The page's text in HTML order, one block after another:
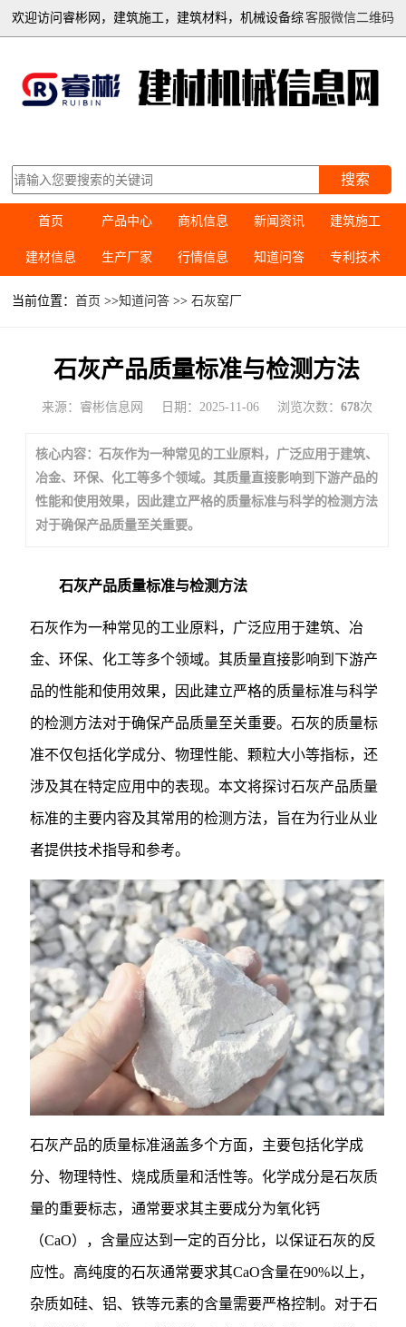
客服微信二维码
欢迎访问睿彬网，建筑施工，建筑材料，机械设备综
搜索
首页 产品中心 商机信息 新闻资讯 建筑施工
建材信息 生产厂家 行情信息 知道问答 专利技术
当前位置：首页 >>知道问答 >>石灰窑厂
石灰产品质量标准与检测方法
来源：睿彬信息网 日期：2025-11-06 浏览次数： 678次
核心内容：石灰作为一种常见的工业原料，广泛应用于建筑、
冶金、环保、化工等多个领域。其质量直接影响到下游产品的
性能和使用效果，因此建立严格的质量标准与科学的检测方法
对于确保产品质量至关重要。
石灰产品质量标准与检测方法
石灰作为一种常见的工业原料，广泛应用于建筑、冶
金、环保、化工等多个领域。其质量直接影响到下游产
品的性能和使用效果，因此建立严格的质量标准与科学
的检测方法对于确保产品质量至关重要。石灰的质量标
准不仅包括化学成分、物理性能、颗粒大小等指标，还
涉及其在特定应用中的表现。本文将探讨石灰产品质量
标准的主要内容及其常用的检测方法，旨在为行业从业
者提供技术指导和参考。
石灰产品的质量标准涵盖多个方面，主要包括化学成
分、物理特性、烧成质量和活性等。化学成分是石灰质
量的重要标志，通常要求其主要成分为氧化钙
（CaO），含量应达到一定的百分比，以保证石灰的反
应性。高纯度的石灰通常要求其CaO含量在90%以上，
杂质如硅、铝、铁等元素的含量需要严格控制。对于石